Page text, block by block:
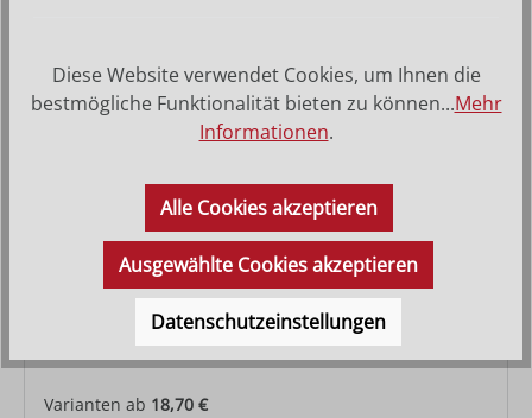
Varianten ab 18,70 €
Diese Website verwendet Cookies, um Ihnen die
bestmögliche Funktionalität bieten zu können...Mehr
Informationen.
Alle Cookies akzeptieren
Ausgewählte Cookies akzeptieren
Datenschutzeinstellungen